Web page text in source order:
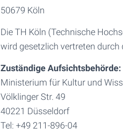
50679 Köln
Die TH Köln (Technische
wird gesetzlich vertreten durch
Zuständige Aufsichtsbehörde:
Ministerium für Kultur und
Völklinger Str. 49
40221 Düsseldorf
Tel: +49 211-896-04